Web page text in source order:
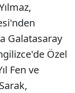
Galatasaray
Özel
Fen ve